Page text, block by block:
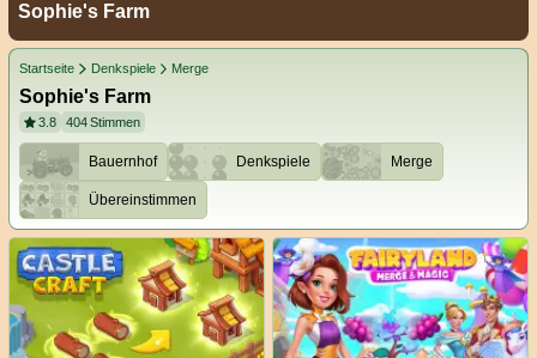
Sophie's Farm
Startseite Denkspiele Merge
Sophie's Farm
3.8 404Stimmen
Bauernhof Denkspiele Merge
Übereinstimmen